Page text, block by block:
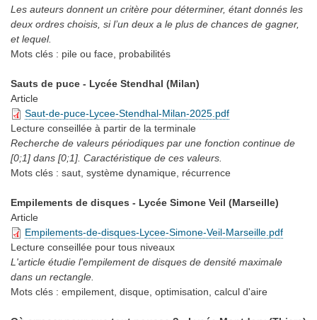
Les auteurs donnent un critère pour déterminer, étant donnés les
deux ordres choisis, si l’un deux a le plus de chances de gagner,
et lequel.
Mots clés : pile ou face, probabilités
Sauts de puce - Lycée Stendhal (Milan)
Article
Saut-de-puce-Lycee-Stendhal-Milan-2025.pdf
Lecture conseillée à partir de la terminale
Recherche de valeurs périodiques par une fonction continue de
[0;1] dans [0;1]. Caractéristique de ces valeurs.
Mots clés : saut, système dynamique, récurrence
Empilements de disques - Lycée Simone Veil (Marseille)
Article
Empilements-de-disques-Lycee-Simone-Veil-Marseille.pdf
Lecture conseillée pour tous niveaux
L'article étudie l'empilement de disques de densité maximale
dans un rectangle.
Mots clés : empilement, disque, optimisation, calcul d'aire